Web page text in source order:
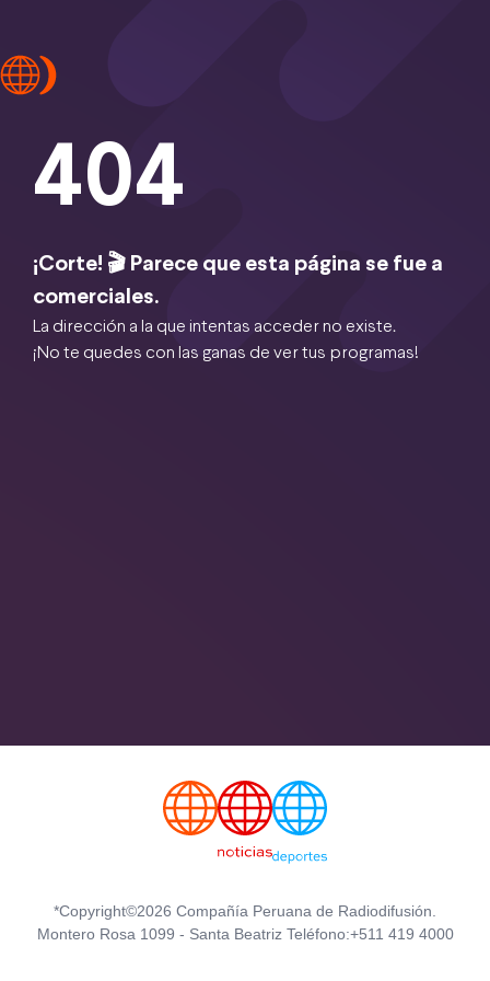
404
¡Corte! 🎬 Parece que esta página se fue a
comerciales.
La dirección a la que intentas acceder no existe.
¡No te quedes con las ganas de ver tus programas!
*Copyright©2026 Compañía Peruana de Radiodifusión.
Montero Rosa 1099 - Santa Beatriz Teléfono:+511 419 4000